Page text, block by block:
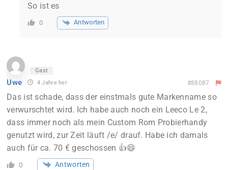
So ist es
0 Antworten
Gast
Uwe 4 Jahre her #88087
Das ist schade, dass der einstmals gute Markenname so
verwurschtet wird. Ich habe auch noch ein Leeco Le 2,
dass immer noch als mein Custom Rom Probierhandy
genutzt wird, zur Zeit läuft /e/ drauf. Habe ich damals
auch für ca. 70 € geschossen 👍😄
0 Antworten